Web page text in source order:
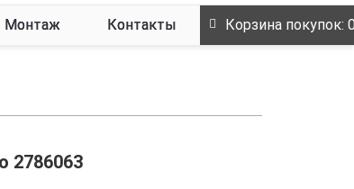
Монтаж Контакты Корзина покупок:
2786063